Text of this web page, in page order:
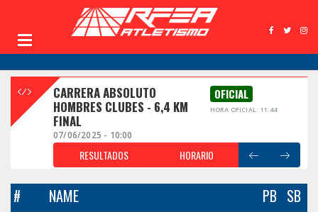
CARRERA ABSOLUTO
HOMBRES CLUBES - 6,4 KM
FINAL
OFICIAL
HORA OFICIAL: 11:44
07/06/2025 - 10:00
RESULTADOS HORARIO
# NAME PB SB